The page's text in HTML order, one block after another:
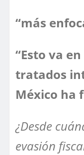
“más
“Esto va
tratados
México ha
¿Desde
evasión